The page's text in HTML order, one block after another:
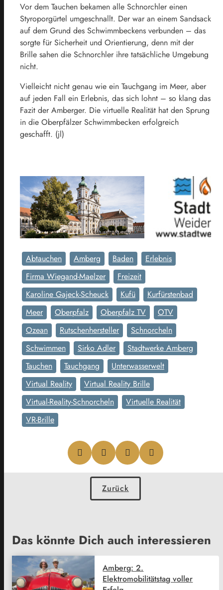
Vor dem Tauchen bekamen alle Schnorchler einen
Styroporgürtel umgeschnallt. Der war an einem Sandsack
auf dem Grund des Schwimmbeckens verbunden – das
sorgte für Sicherheit und Orientierung, denn mit der
Brille sahen die Schnorchler ihre tatsächliche Umgebung
nicht.
Vielleicht nicht genau wie ein Tauchgang im Meer, aber
auf jeden Fall ein Erlebnis, das sich lohnt – so klang das
Fazit der Amberger. Die virtuelle Realität hat den Sprung
in die Oberpfälzer Schwimmbecken erfolgreich
geschafft. (jl)
Abtauchen Amberg Baden
Erlebnis
Firma Wiegand-Maelzer
Freizeit
Karoline Gajeck-Scheuck
Kufü
Kurfürstenbad
Meer
Oberpfalz Oberpfalz TV
OTV
Ozean
Rutschenhersteller
Schnorcheln
Schwimmen
Sirko Adler
Stadtwerke Amberg
Tauchen
Tauchgang
Unterwasserwelt
Virtual Reality
Virtual Reality Brille
Virtual-Reality-Schnorcheln
Virtuelle Realität
VR-Brille
Zurück
Das könnte Dich auch interessieren
Amberg: 2.
Elektromobilitätstag voller